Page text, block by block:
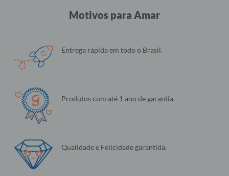
Motivos para Amar
Entrega rápida em todo o Brasil.
Produtos com até 1 ano de garantia.
Qualidade e Felicidade garantida.